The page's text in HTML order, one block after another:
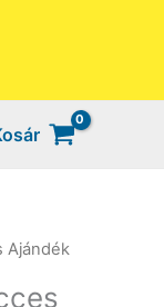
Ajándék